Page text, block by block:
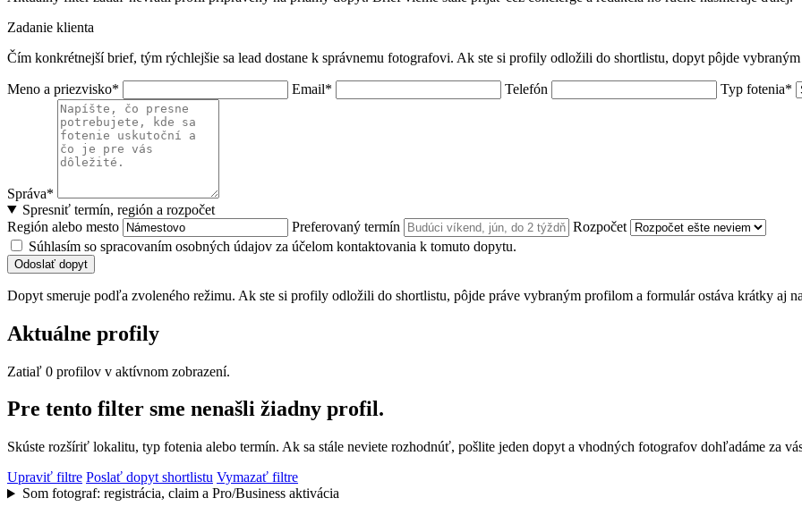
Zadanie klienta
Čím konkrétnejší brief, tým rýchlejšie sa lead dostane k správnemu fotografovi. Ak ste si profily odložili do shortlistu, dopyt pôjde
Meno a priezvisko* Email* Telefón Typ fotenia*
Správa*
Spresniť termín, región a rozpočet
Región alebo mesto
Preferovaný termín
Rozpočet
Súhlasím so spracovaním osobných údajov za účelom kontaktovania k tomuto dopytu.
Odoslať dopyt
Dopyt smeruje podľa zvoleného režimu. Ak ste si profily odložili do shortlistu, pôjde práve vybraným profilom a formulár ostáva krátky aj
Aktuálne profily
Zatiaľ 0 profilov v aktívnom zobrazení.
Pre tento filter sme nenašli žiadny profil.
Skúste rozšíriť lokalitu, typ fotenia alebo termín. Ak sa stále neviete rozhodnúť, pošlite jeden dopyt a vhodných fotografov dohľadáme za
Upraviť filtre Poslať dopyt shortlistu Vymazať filtre
Som fotograf: registrácia, claim a Pro/Business aktivácia